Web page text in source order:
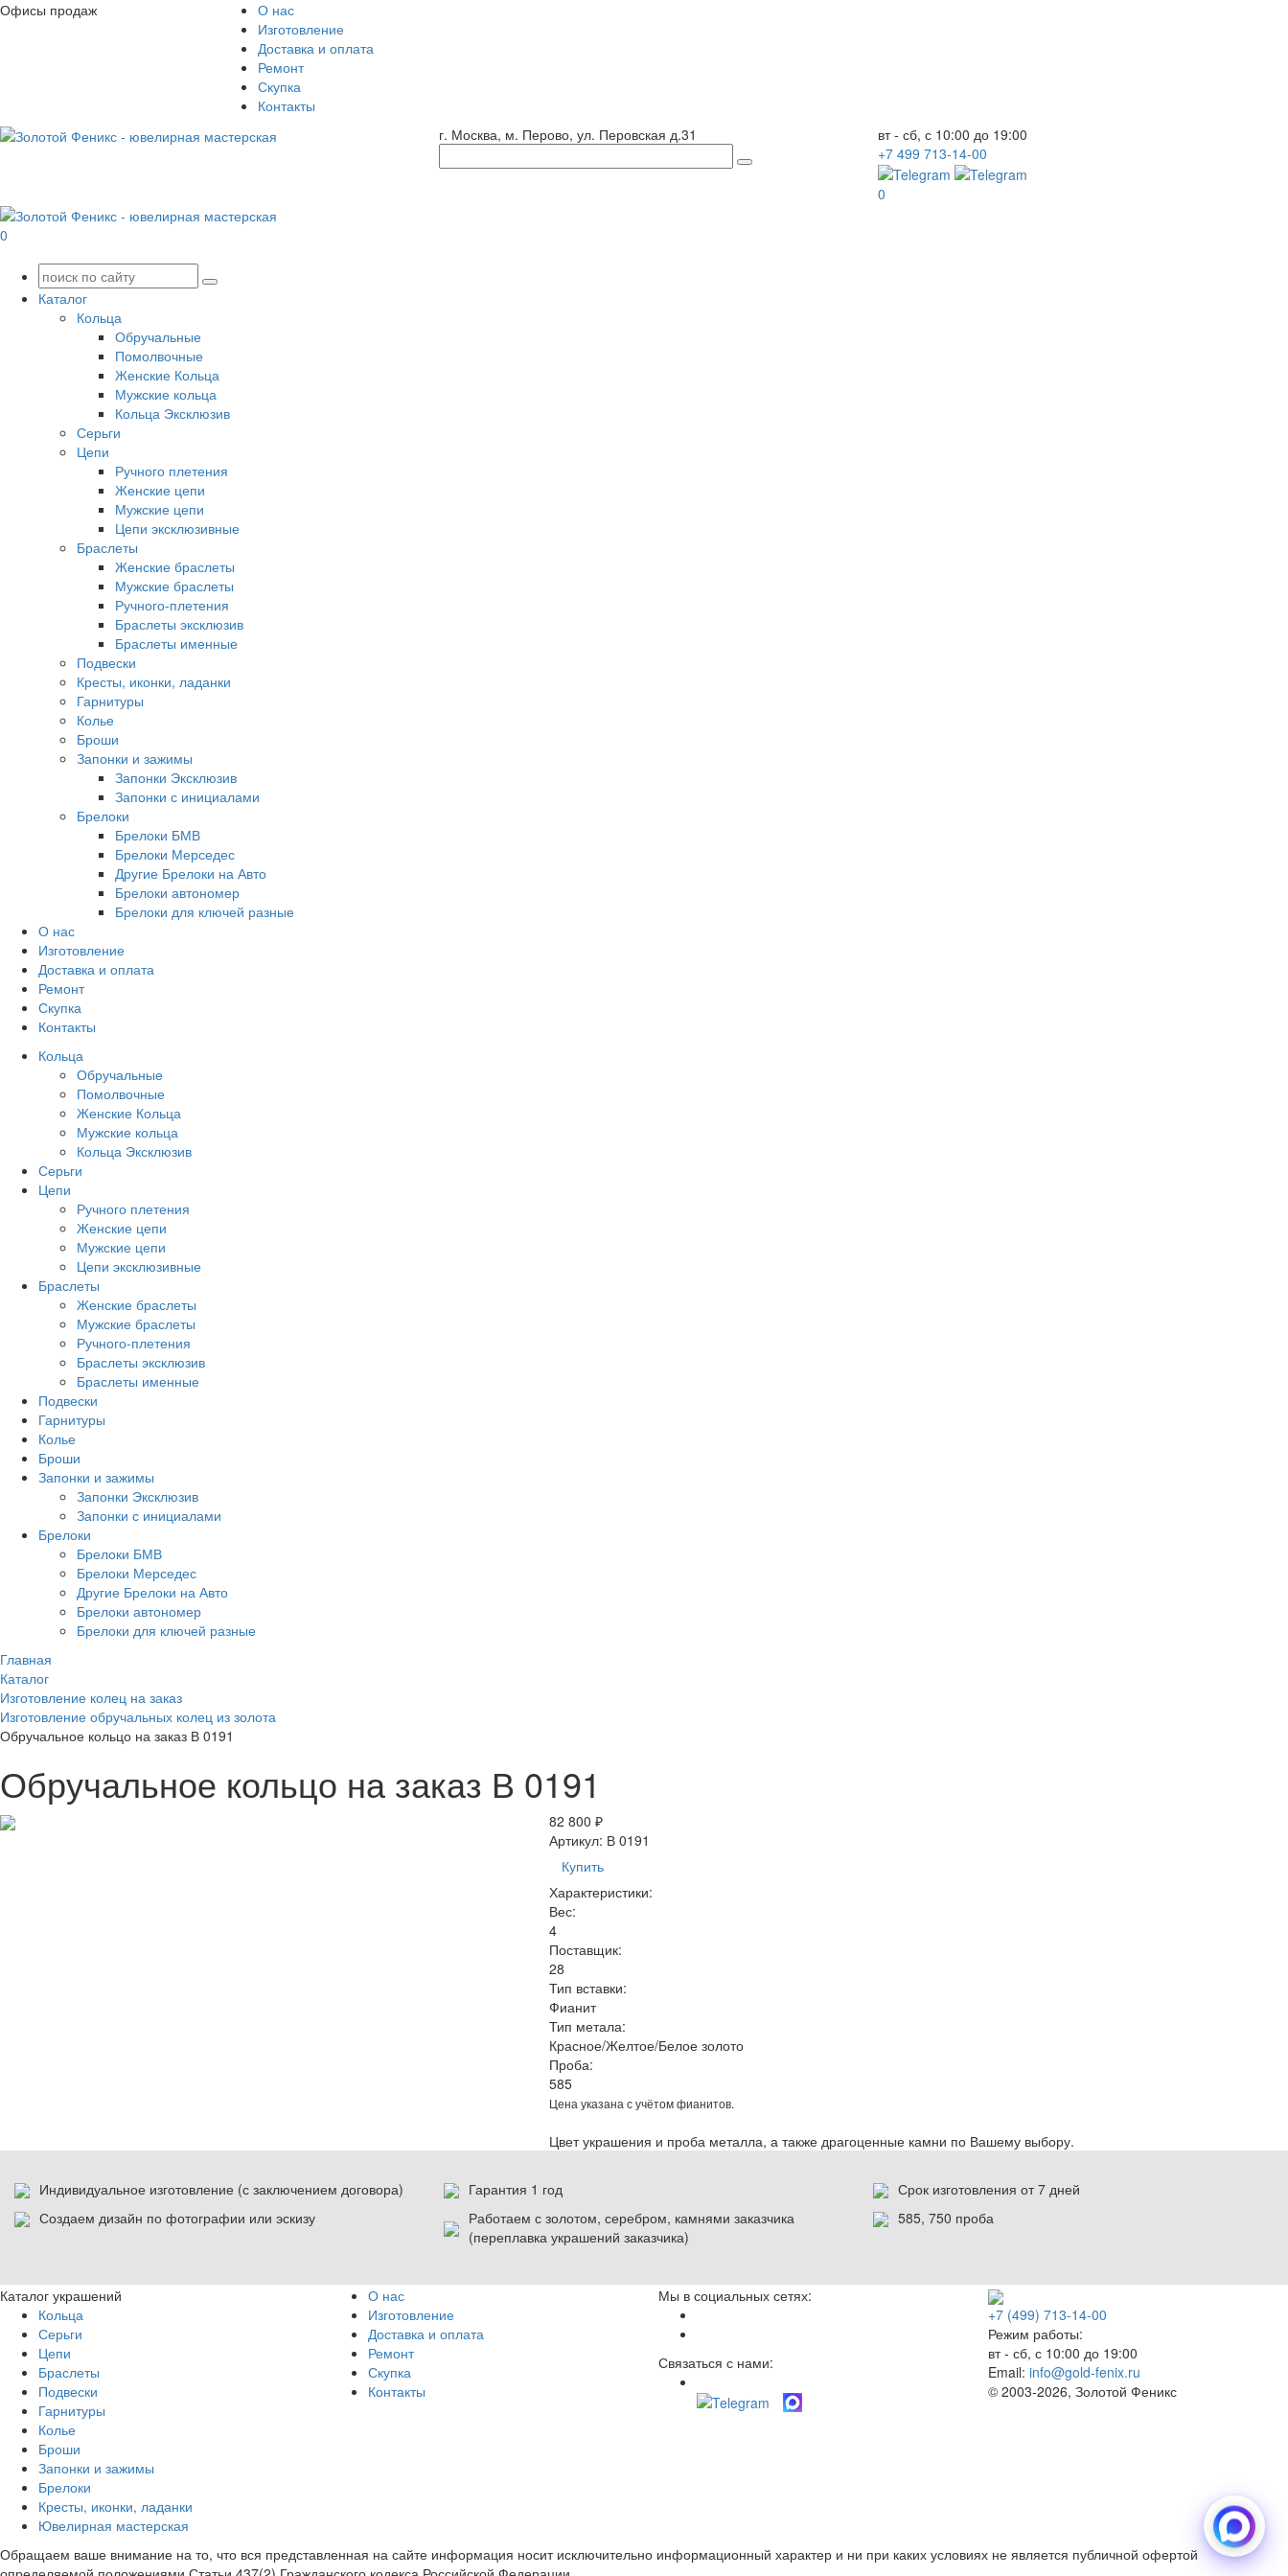
Офисы продаж
О нас
Изготовление
Доставка и оплата
Ремонт
Скупка
Контакты
г. Москва, м. Перово, ул. Перовская д.31
вт - сб, с 10:00 до 19:00
+7 499 713-14-00
0
0
Каталог
Кольца
Обручальные
Помолвочные
Женские Кольца
Мужские кольца
Кольца Эксклюзив
Серьги
Цепи
Ручного плетения
Женские цепи
Мужские цепи
Цепи эксклюзивные
Браслеты
Женские браслеты
Мужские браслеты
Ручного-плетения
Браслеты эксклюзив
Браслеты именные
Подвески
Кресты, иконки, ладанки
Гарнитуры
Колье
Броши
Запонки и зажимы
Запонки Эксклюзив
Запонки с инициалами
Брелоки
Брелоки БМВ
Брелоки Мерседес
Другие Брелоки на Авто
Брелоки автономер
Брелоки для ключей разные
О нас
Изготовление
Доставка и оплата
Ремонт
Скупка
Контакты
Кольца
Обручальные
Помолвочные
Женские Кольца
Мужские кольца
Кольца Эксклюзив
Серьги
Цепи
Ручного плетения
Женские цепи
Мужские цепи
Цепи эксклюзивные
Браслеты
Женские браслеты
Мужские браслеты
Ручного-плетения
Браслеты эксклюзив
Браслеты именные
Подвески
Гарнитуры
Колье
Броши
Запонки и зажимы
Запонки Эксклюзив
Запонки с инициалами
Брелоки
Брелоки БМВ
Брелоки Мерседес
Другие Брелоки на Авто
Брелоки автономер
Брелоки для ключей разные
Главная
Каталог
Изготовление колец на заказ
Изготовление обручальных колец из золота
Обручальное кольцо на заказ В 0191
Обручальное кольцо на заказ В 0191
82 800 ₽
Артикул: В 0191
Купить
Характеристики:
Вес:
4
Поставщик:
28
Тип вставки:
Фианит
Тип метала:
Красное/Желтое/Белое золото
Проба:
585
Цена указана с учётом фианитов.
Цвет украшения и проба металла, а также драгоценные камни по Вашему выбору.
Индивидуальное изготовление (с заключением договора) Гарантия 1 год
Срок изготовления от 7 дней
Создаем дизайн по фотографии или эскизу
Работаем с золотом, серебром, камнями заказчика
(переплавка украшений заказчика)
585, 750 проба
Каталог украшений
Кольца
Серьги
Цепи
Браслеты
Подвески
Гарнитуры
Колье
Броши
Запонки и зажимы
Брелоки
Кресты, иконки, ладанки
Ювелирная мастерская
О нас
Изготовление
Доставка и оплата
Ремонт
Скупка
Контакты
Мы в социальных сетях:
Связаться с нами:
+7 (499) 713-14-00
Режим работы:
вт - сб, с 10:00 до 19:00
Email: info@gold-fenix.ru
© 2003-2026, Золотой Феникс
Обращаем ваше внимание на то, что вся представленная на сайте информация носит исключительно информационный характер и ни при каких условиях не является публичной офертой